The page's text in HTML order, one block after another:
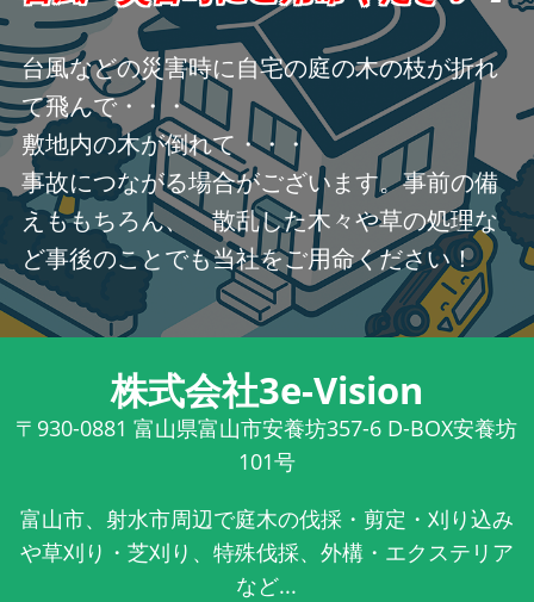
台風などの災害時に自宅の庭の木の枝が折れ
て飛んで・・・
敷地内の木が倒れて・・・
事故につながる場合がございます。事前の備
えももちろん、 散乱した木々や草の処理な
ど事後のことでも当社をご用命ください！
株式会社3e-Vision
〒930-0881 富山県富山市安養坊357-6 D-BOX安養坊
101号
富山市、射水市周辺で庭木の伐採・剪定・刈り込み
や草刈り・芝刈り、特殊伐採、外構・エクステリア
など...